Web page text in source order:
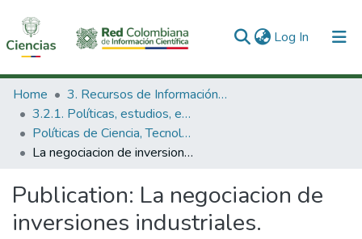
Log In (current)
Communities & Collections
All of DSpace
Statistics
Home
3. Recursos de Información Científica y Tecnológica
3.2.1. Políticas, estudios, evaluaciones e indicadores de CTeI
Políticas de Ciencia, Tecnología e Innovación
La negociacion de inversiones industriales.
Publication: La negociacion de
inversiones industriales.